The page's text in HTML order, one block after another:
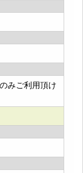
みご利用頂け